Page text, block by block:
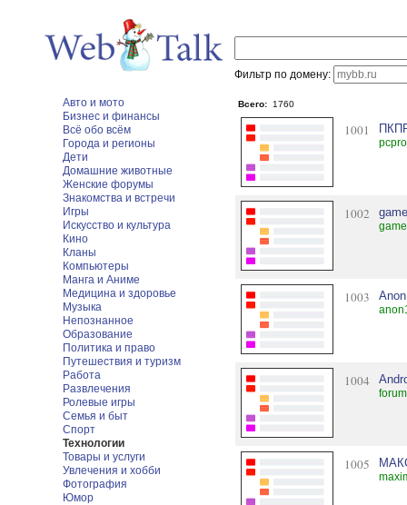
Фильтр по домену:
Авто и мото
Бизнес и финансы
Всё обо всём
Города и регионы
Дети
Домашние животные
Женские форумы
Знакомства и встречи
Игры
Искусство и культура
Кино
Кланы
Компьютеры
Манга и Аниме
Медицина и здоровье
Музыка
Непознанное
Образование
Политика и право
Путешествия и туризм
Работа
Развлечения
Ролевые игры
Семья и быт
Спорт
Технологии
Товары и услуги
Увлечения и хобби
Фотография
Юмор
Всего: 1760
1001
1002
1003
1004
1005